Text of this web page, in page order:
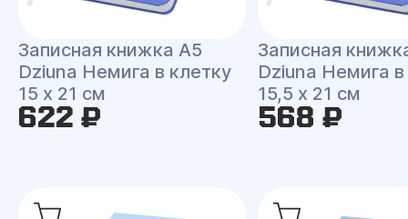
Записная книжка A5
Dziuna Немига в клетку
15 x 21 см
622 ₽
Записная
Dziuna Немига в
15,5 x 21 см
568 ₽